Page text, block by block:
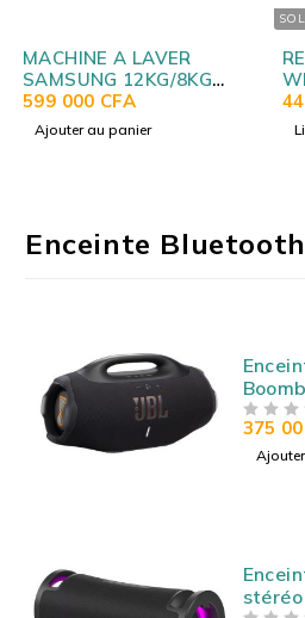
MACHINE A LAVER
SAMSUNG 12KG/8KG
SECHAGE INOX
WD12T504DBN
599 000 CFA
Ajouter au panier
Enceinte Bluetooth
Watts
IP67 -
375